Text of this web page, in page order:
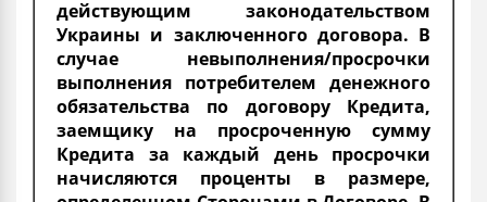
действующим законодательством
Украины и заключенного договора. В
случае невыполнения/просрочки
выполнения потребителем денежного
обязательства по договору Кредита,
заемщику на просроченную сумму
Кредита за каждый день просрочки
начисляются проценты в размере,